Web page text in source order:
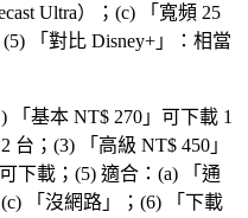
Ultra）；(c) 「 寬頻 25
「 對比 Disney+ 」：相當
「 基本 NT$ 270 」可下載 1
台；(3) 「 高級 NT$ 450 」
下載；(5) 適合：(a) 「 通
「 沒網路 」；(6) 「 下載